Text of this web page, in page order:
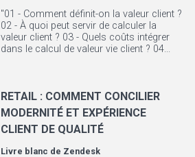
"01 - Comment définit-on la valeur client ?
02 - À quoi peut servir de calculer la
valeur client ? 03 - Quels coûts intégrer
dans le calcul de valeur vie client ? 04...
RETAIL : COMMENT CONCILIER
MODERNITÉ ET EXPÉRIENCE
CLIENT DE QUALITÉ
Livre blanc de Zendesk